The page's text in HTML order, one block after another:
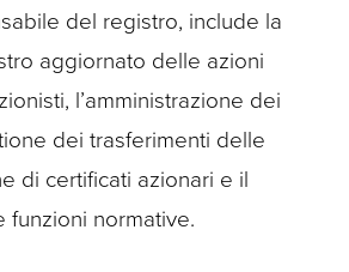
del registro, include la
aggiornato delle azioni
l’amministrazione dei
dei trasferimenti delle
di certificati azionari e il
normative.